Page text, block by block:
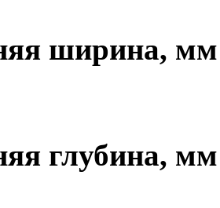
ширина, мм
глубина, мм